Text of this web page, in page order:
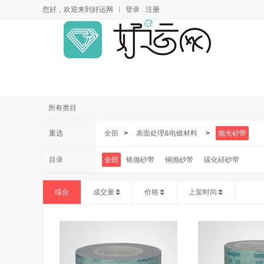
您好，欢迎来到好运网 登录 注册
所有类目
重选 全部 > 表面处理&电镀材料 > 抛光砂带
目录 全部 铬抛砂带 铜抛砂带 碳化硅砂带
综合 成交量 价格 上架时间